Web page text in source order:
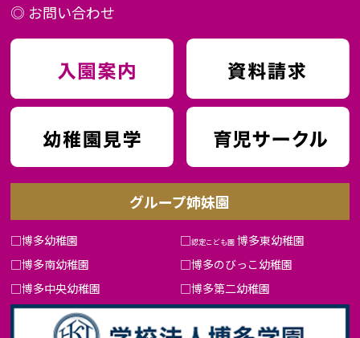
◎ お問い合わせ
グループ姉妹園
□博多幼稚園 □認定こども園 博多東幼稚園
□博多南幼稚園 □博多のびっこ幼稚園
□博多中央幼稚園 □博多第二幼稚園